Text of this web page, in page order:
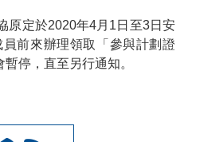
原定於2020年4月1日至3日安
前來辦理領取「參與計劃證
停，直至另行通知。